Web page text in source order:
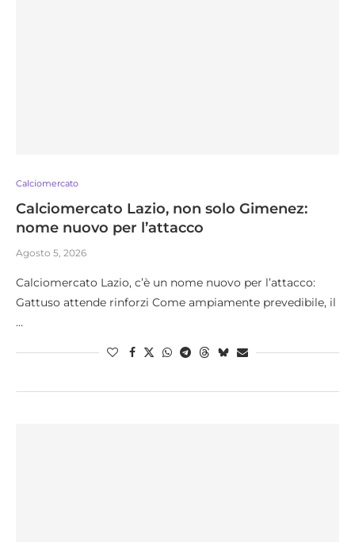
Calciomercato
Calciomercato Lazio, non solo Gimenez:
nome nuovo per l’attacco
Agosto 5, 2026
Calciomercato Lazio, c’è un nome nuovo per l’attacco:
Gattuso attende rinforzi Come ampiamente prevedibile, il
…